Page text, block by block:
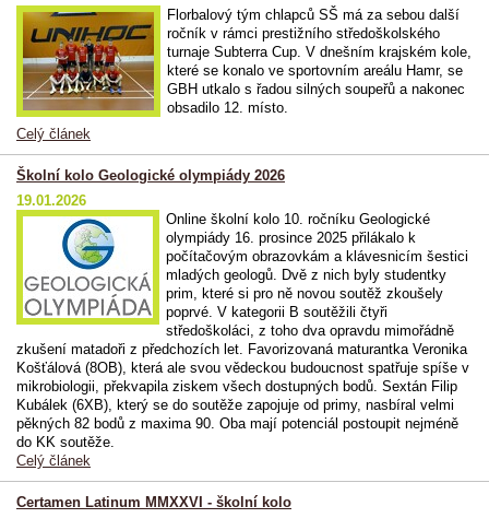
Florbalový tým chlapců SŠ má za sebou další
ročník v rámci prestižního středoškolského
turnaje Subterra Cup. V dnešním krajském kole,
které se konalo ve sportovním areálu Hamr, se
GBH utkalo s řadou silných soupeřů a nakonec
obsadilo 12. místo.
Celý článek
Školní kolo Geologické olympiády 2026
19.01.2026
Online školní kolo 10. ročníku Geologické
olympiády 16. prosince 2025 přilákalo k
počítačovým obrazovkám a klávesnicím šestici
mladých geologů. Dvě z nich byly studentky
prim, které si pro ně novou soutěž zkoušely
poprvé. V kategorii B soutěžili čtyři
středoškoláci, z toho dva opravdu mimořádně
zkušení matadoři z předchozích let. Favorizovaná maturantka Veronika
Košťálová (8OB), která ale svou vědeckou budoucnost spatřuje spíše v
mikrobiologii, překvapila ziskem všech dostupných bodů. Sextán Filip
Kubálek (6XB), který se do soutěže zapojuje od primy, nasbíral velmi
pěkných 82 bodů z maxima 90. Oba mají potenciál postoupit nejméně
do KK soutěže.
Celý článek
Certamen Latinum MMXXVI - školní kolo